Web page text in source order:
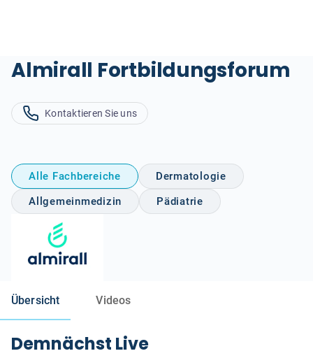
Almirall Fortbildungsforum
Kontaktieren Sie uns
Alle Fachbereiche
Dermatologie
Allgemeinmedizin
Pädiatrie
Übersicht Videos
Demnächst Live